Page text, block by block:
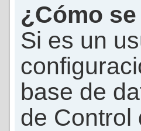
¿Cómo
Si es un
base de
de Control